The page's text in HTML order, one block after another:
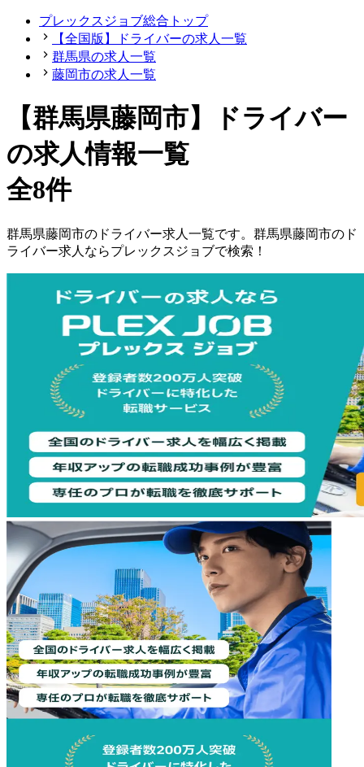
プレックスジョブ総合トップ
【全国版】ドライバーの求人一覧
群馬県の求人一覧
藤岡市の求人一覧
【群馬県藤岡市】ドライバー
の求人情報一覧
全8件
群馬県藤岡市の ドライバー求人一覧です。 群馬県藤岡市の ド
ライバー求人ならプレックスジョブで検索！